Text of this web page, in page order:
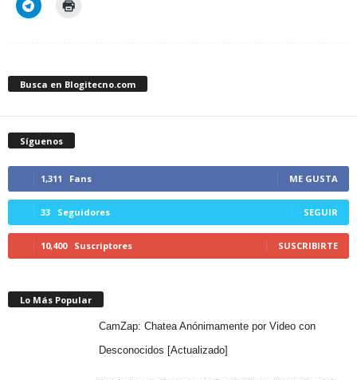
Busca en Blogitecno.com
Síguenos
1,311 Fans ME GUSTA
33 Seguidores SEGUIR
10,400 Suscriptores SUSCRIBIRTE
Lo Más Popular
CamZap: Chatea Anónimamente por Video con
Desconocidos [Actualizado]